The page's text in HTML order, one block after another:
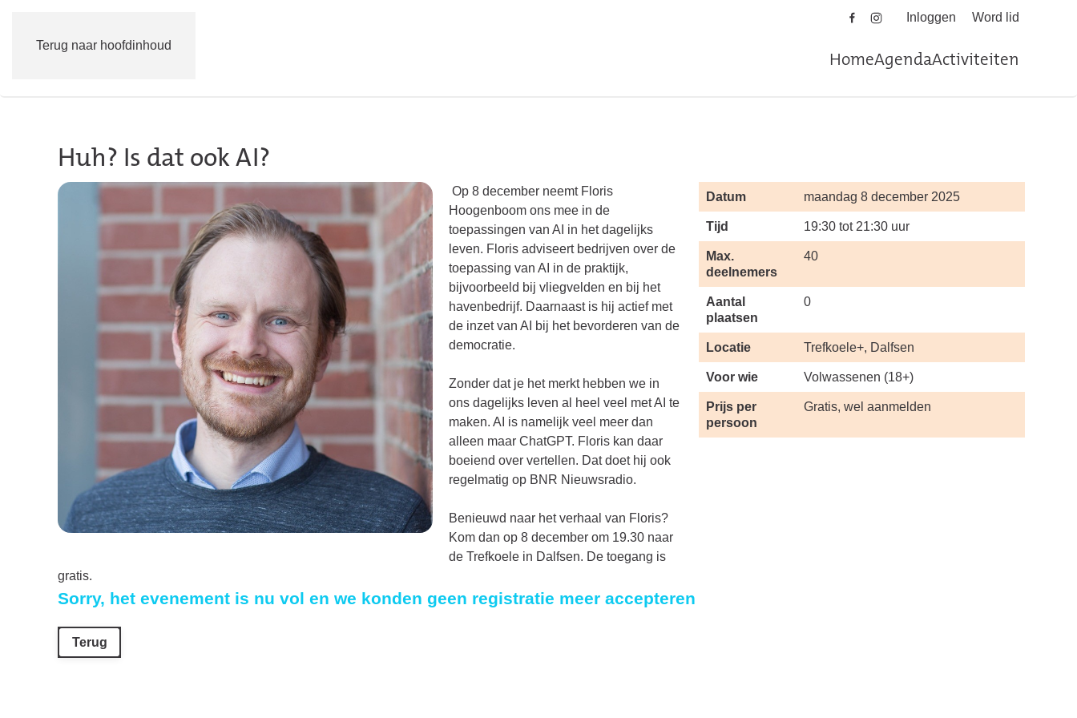
Terug naar hoofdinhoud
Inloggen Word lid
HomeAgendaActiviteiten
Huh? Is dat ook AI?
Op 8 december neemt Floris
Hoogenboom ons mee in de
toepassingen van AI in het dagelijks
leven. Floris adviseert bedrijven over de
toepassing van AI in de praktijk,
bijvoorbeeld bij vliegvelden en bij het
havenbedrijf. Daarnaast is hij actief met
de inzet van AI bij het bevorderen van de
democratie.
Zonder dat je het merkt hebben we in
ons dagelijks leven al heel veel met AI te
maken. AI is namelijk veel meer dan
alleen maar ChatGPT. Floris kan daar
boeiend over vertellen. Dat doet hij ook
regelmatig op BNR Nieuwsradio.
Benieuwd naar het verhaal van Floris?
Kom dan op 8 december om 19.30 naar
de Trefkoele in Dalfsen. De toegang is
gratis.
Datum maandag 8 december 2025
Tijd 19:30 tot 21:30 uur
Max.
deelnemers
40
Aantal
plaatsen
0
Locatie Trefkoele+, Dalfsen
Voor wie Volwassenen (18+)
Prijs per
persoon
Gratis, wel aanmelden
Sorry, het evenement is nu vol en we konden geen registratie meer accepteren
Terug